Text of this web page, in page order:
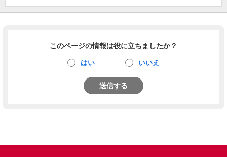
このページの情報は役に立ちましたか？
はい いいえ
送信する